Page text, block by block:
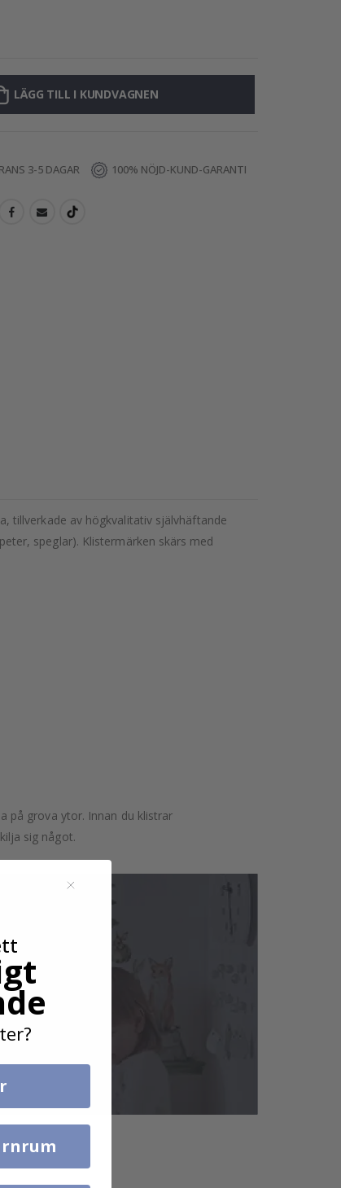
LÄGG TILL I KUNDVAGNEN
3-5 DAGAR 100% NÖJD-KUND-GARANTI
tillverkade av högkvalitativ självhäftande
speglar). Klistermärken skärs med
på grova ytor. Innan du klistrar
sig något.